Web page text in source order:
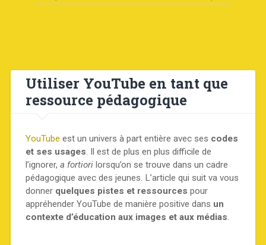
Utiliser YouTube en tant que
ressource pédagogique
YouTube est un univers à part entière avec ses codes
et ses usages. Il est de plus en plus difficile de
l’ignorer, a fortiorilorsqu’on se trouve dans un cadre
pédagogique avec des jeunes. L’article qui suit va vous
donner quelques pistes et ressources pour
appréhender YouTube de manière positive dans un
contexte d’éducation aux images et aux médias.